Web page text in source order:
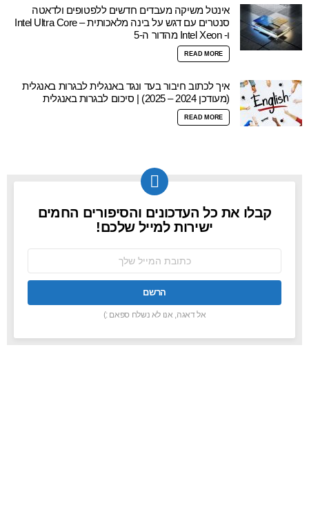
אינטל משיקה מעבדים חדשים ללפטופים ולדאטה
סנטרים עם דגש על בינה מלאכותית – Intel Ultra Core
ו- Intel Xeon מהדור ה-5
READ MORE
איך לכתוב חיבור בעד ונגד באנגלית לבגרות באנגלית
(מעודכן 2024 – 2025) | סיכום לבגרות באנגלית
READ MORE
NEWSLETTER
קבלו את כל העדכונים והסיפורים החמים
ישירות למייל שלכם!
אל דאגה, אנו לא נשלח ספאם :)